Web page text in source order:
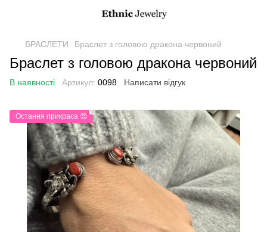
БРАСЛЕТИ Браслет з головою дракона червоний
Браслет з головою дракона червоний
В наявності Артикул: 0098 Написати відгук
Остання прикраса 😍